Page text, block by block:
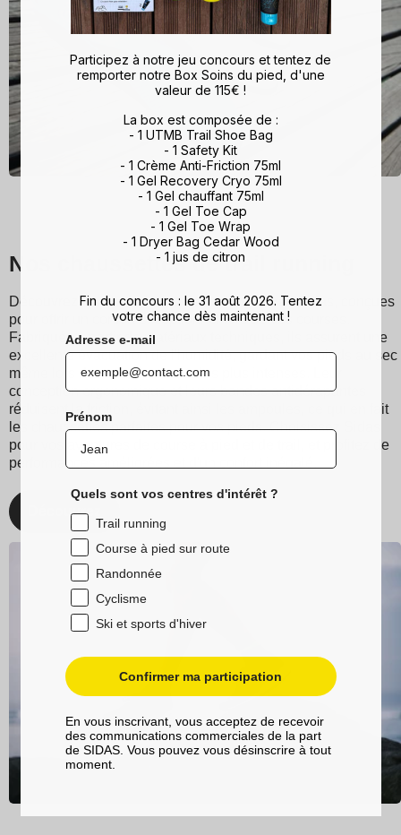
Nos chaussettes de trail running
Découvrez les chaussettes de running et trail Sidas, conçues
pour offrir un confort exceptionnel lors de vos courses.
Fabriqués à partir de matériaux techniques, ils assurent une
excellente évacuation de l'humidité, gardant vos pieds au sec
même lors des entraînements les plus intenses. Leur
conception ergonomique et leurs bandes antidérapantes
réduisent la friction, évitant ainsi les ampoules, ce qui en fait
les chaussettes parfaites pour vos pieds. Choisissez Sidas
pour vos aventures de course à pied et de trail, et profitez de
performances améliorées et d'un confort inégalé.
Découvrez
Participez à notre jeu concours et tentez de
remporter notre Box Soins du pied, d'une
valeur de 115€ !
La box est composée de :
- 1 UTMB Trail Shoe Bag
- 1 Safety Kit
- 1 Crème Anti-Friction 75ml
- 1 Gel Recovery Cryo 75ml
- 1 Gel chauffant 75ml
- 1 Gel Toe Cap
- 1 Gel Toe Wrap
- 1 Dryer Bag Cedar Wood
- 1 jus de citron
Fin du concours : le 31 août 2026. Tentez
votre chance dès maintenant !
Adresse e-mail
Prénom
Quels sont vos centres d'intérêt ?
Trail running
Course à pied sur route
Randonnée
Cyclisme
Ski et sports d'hiver
Confirmer ma participation
En vous inscrivant, vous acceptez de recevoir
des communications commerciales de la part
de SIDAS. Vous pouvez vous désinscrire à tout
moment.